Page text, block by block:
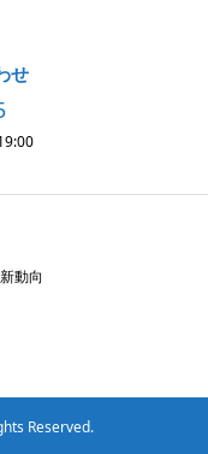
せ
動向
Reserved.